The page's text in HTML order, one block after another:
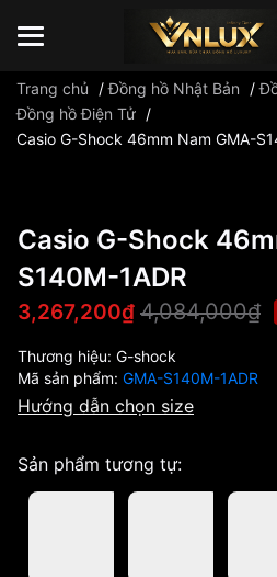
Đồng hồ casio đồng hồ G-Shock đồng
Trang chủ /Đồng hồ Nhật Bản /
Đồng hồ Điện Tử /
Casio G-Shock 46mm Nam GMA-
Casio G-Shock
S140M-1ADR
3,267,200₫ 4,084,000₫
Thương hiệu: G-shock
Mã sản phẩm: GMA-S140M-1ADR
Hướng dẫn chọn size
Sản phẩm tương tự: